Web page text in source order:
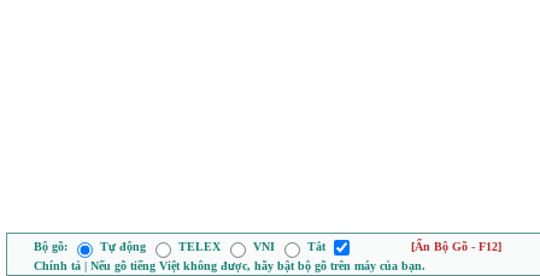
Bộ gõ: Tự động TELEX VNI Tắt
[Ẩn Bộ Gõ - F12]
Chính tả | Nếu gõ tiếng Việt không được, hãy bật bộ gõ trên máy của bạn.